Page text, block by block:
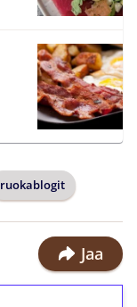
ruokablogit
Jaa